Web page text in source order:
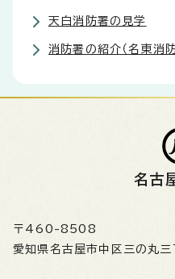
天白消防署の見学
消防署の紹介（名東消防
名古
〒460-8508
愛知県名古屋市中区三の丸